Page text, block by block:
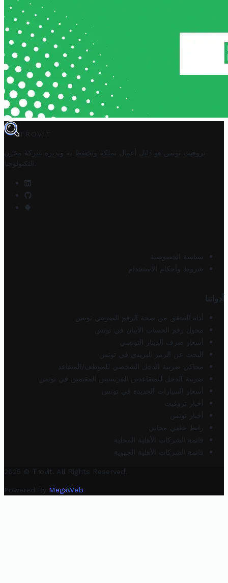
TROVIT
تروفيت تونس هو دليل أعمال تملكه وتحتفظ به وتديره
شركة مخزن
التكنولوجيا
سياسة الخصوصية
شروط وأحكام الاستخدام
أدواتنا
أداة التحقق من صحة الرقم الضريبي تونس
محول رقم الحساب الآيبان في تونس
أسعار صرف الدينار التونسي
البحث عن الرمز البريدي في تونس
محاكي ضريبة الدخل الشخصي للموظف/المتقاعد
ضريبة الدخل للمتقاعدين الفرنسيين المقيمين في تونس
أسعار السيارات الجديدة في تونس
أخبار تروفيت
أخبار تونس
رابط خلفي مجاني
قائمة الشركات الأهلية المحلية
قائمة الشركات الأهلية الجهوية
2025 © Trovit. All Rights Reserved.
Powered By MegaWeb